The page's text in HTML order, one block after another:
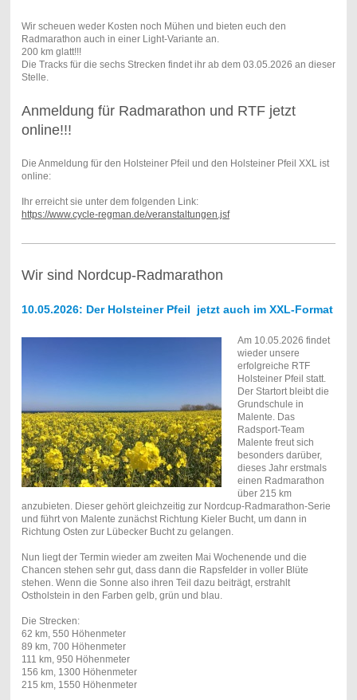
Wir scheuen weder Kosten noch Mühen und bieten euch den
Radmarathon auch in einer Light-Variante an.
200 km glatt!!!
Die Tracks für die sechs Strecken findet ihr ab dem 03.05.2026 an dieser
Stelle.
Anmeldung für Radmarathon und RTF jetzt
online!!!
Die Anmeldung für den Holsteiner Pfeil und den Holsteiner Pfeil XXL ist
online:
Ihr erreicht sie unter dem folgenden Link:
https://www.cycle-regman.de/veranstaltungen.jsf
Wir sind Nordcup-Radmarathon
10.05.2026: Der Holsteiner Pfeil jetzt auch im XXL-Format
Am 10.05.2026 findet
wieder unsere
erfolgreiche RTF
Holsteiner Pfeil statt.
Der Startort bleibt die
Grundschule in
Malente. Das
Radsport-Team
Malente freut sich
besonders darüber,
dieses Jahr erstmals
einen Radmarathon
über 215 km
anzubieten. Dieser gehört gleichzeitig zur Nordcup-Radmarathon-Serie
und führt von Malente zunächst Richtung Kieler Bucht, um dann in
Richtung Osten zur Lübecker Bucht zu gelangen.
Nun liegt der Termin wieder am zweiten Mai Wochenende und die
Chancen stehen sehr gut, dass dann die Rapsfelder in voller Blüte
stehen. Wenn die Sonne also ihren Teil dazu beiträgt, erstrahlt
Ostholstein in den Farben gelb, grün und blau.
Die Strecken:
62 km, 550 Höhenmeter
89 km, 700 Höhenmeter
111 km, 950 Höhenmeter
156 km, 1300 Höhenmeter
215 km, 1550 Höhenmeter